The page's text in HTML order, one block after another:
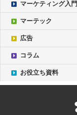
マーケティング入門
マーテック
広告
コラム
お役立ち資料